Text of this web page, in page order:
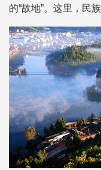
的“故地”。这里，民